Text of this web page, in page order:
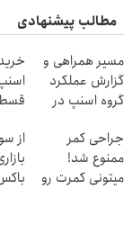
مطالب پیشنهادی
مسیر همراهی و
گزارش عملکرد
گروه اسنپ در
جراحی کمر
ممنوع شد!
میتونی کمرت رو
از